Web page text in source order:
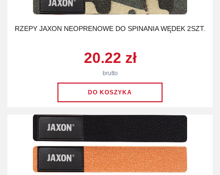
RZEPY JAXON NEOPRENOWE DO SPINANIA WĘDEK 2SZT.
20.22 zł
brutto